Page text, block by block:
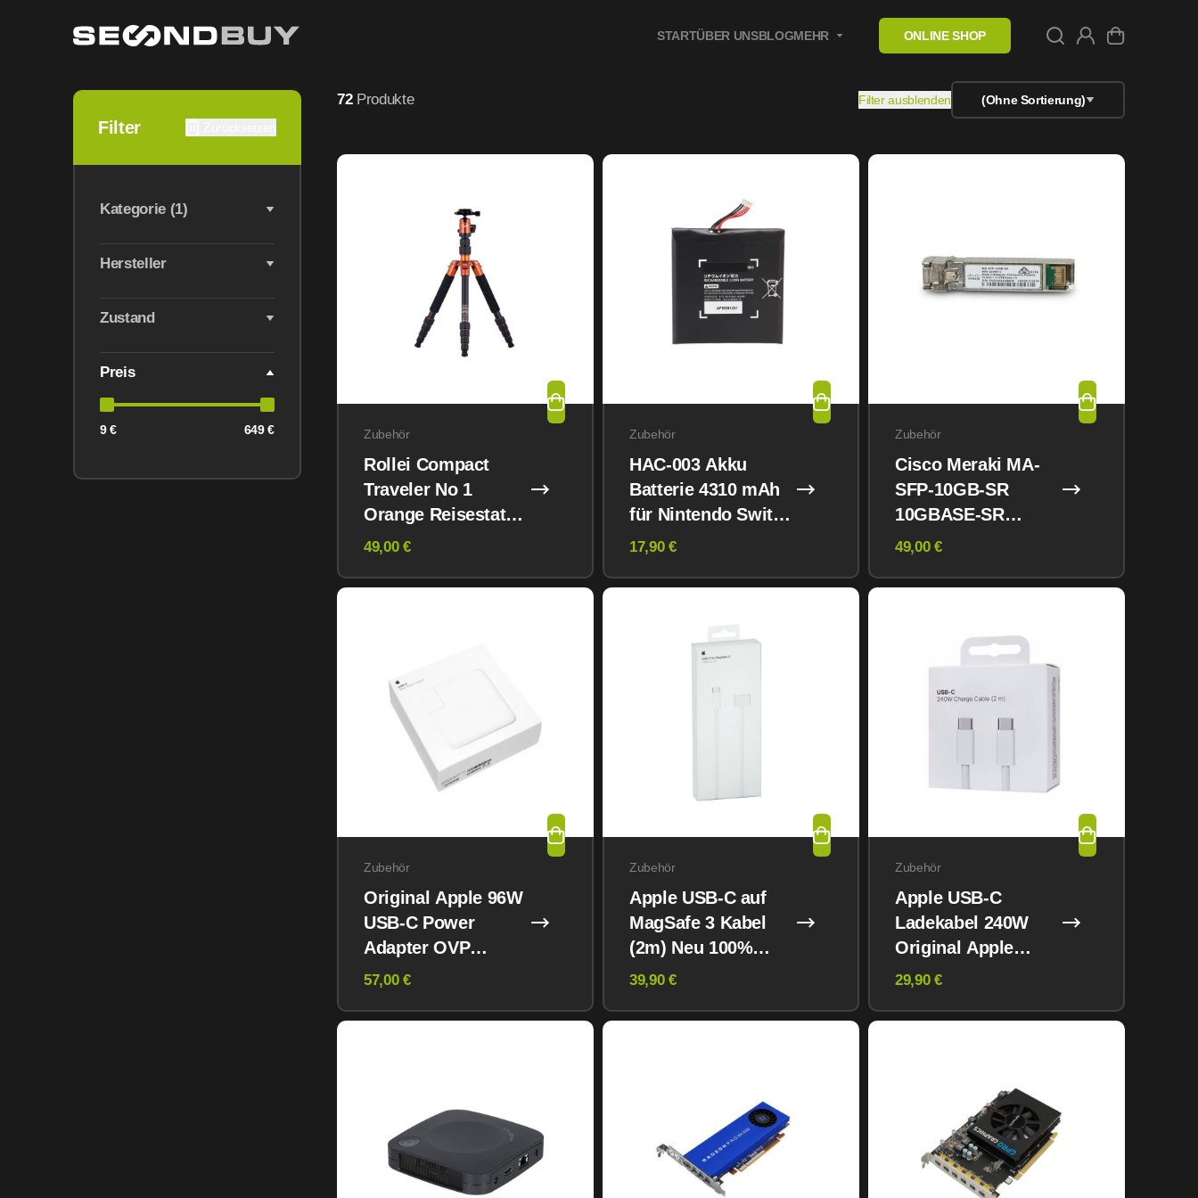
STARTÜBER UNSBLOGMEHR ONLINE SHOP
Filter
Kategorie (1)
Hersteller
Zustand
Preis
9 € 649 €
72Produkte Filter ausblenden (Ohne Sortierung)
Zubehör
Rollei Compact
Traveler No 1
Orange Reisestativ
Alu
49,00 €
Zubehör
HAC-003 Akku
Batterie 4310 mAh
für Nintendo Switch
V1 / V2 / Oled
17,90 €
Zubehör
Cisco Meraki MA-
SFP-10GB-SR
10GBASE-SR
850nm MMF 82m
49,00 €
Zubehör
Original Apple 96W
USB-C Power
Adapter OVP
versiegelt
57,00 €
Zubehör
Apple USB-C auf
MagSafe 3 Kabel
(2m) Neu 100%
Original Apple
39,90 €
Zubehör
Apple USB-C
Ladekabel 240W
Original Apple
Charging Cable 2M
29,90 €